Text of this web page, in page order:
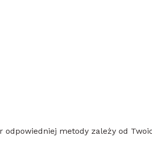
odpowiedniej metody zależy od